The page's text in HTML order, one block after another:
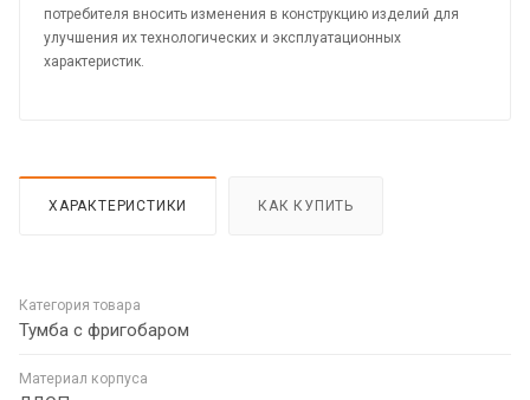
потребителя вносить изменения в конструкцию изделий для
улучшения их технологических и эксплуатационных
характеристик.
ХАРАКТЕРИСТИКИ КАК КУПИТЬ
Категория товара
Тумба с фригобаром
Материал корпуса